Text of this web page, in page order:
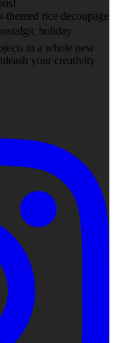
themed rice decoupage
holiday
to a whole new
your creativity